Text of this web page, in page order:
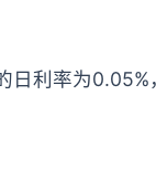
利率为0.05%